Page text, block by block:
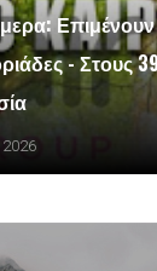
Επιμένουν
- Στους